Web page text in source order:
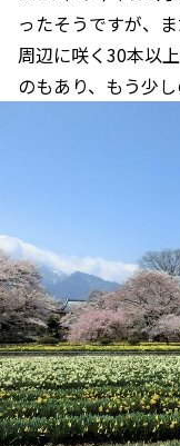
ったそうですが、
周辺に咲く30本以
のもあり、もう少し